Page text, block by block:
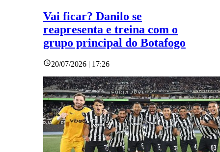
Vai ficar? Danilo se
reapresenta e treina com o
grupo principal do Botafogo
20/07/2026 | 17:26